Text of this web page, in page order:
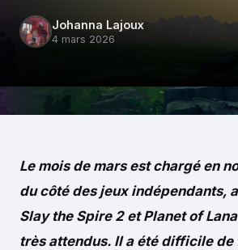
Johanna Lajoux
4 mars 2026
Le mois de mars est chargé en
du côté des jeux indépendants,
Slay the Spire 2 et Planet of
très attendus. Il a été difficile de